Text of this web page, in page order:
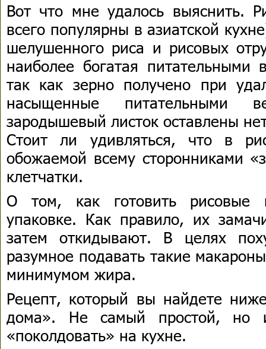
Вот что мне удалось выяснить.
всего популярны в азиатской
шелушенного риса и рисовых
наиболее богатая
так как зерно получено при
насыщенные питательными
зародышевый листок оставлены
Стоит ли удивляться, что в
обожаемой всему сторонниками
клетчатки.
О том, как готовить рисовые
упаковке. Как правило, их
затем откидывают. В целях
разумное подавать такие
минимумом жира.
Рецепт, который вы найдете
дома». Не самый простой, но
«поколдовать» на кухне.